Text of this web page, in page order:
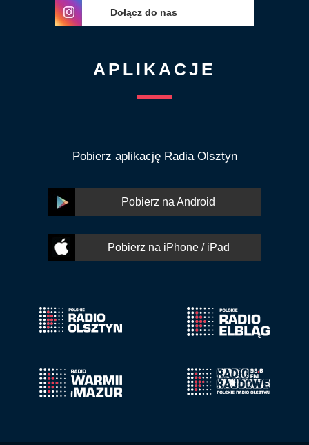
Dołącz do nas
APLIKACJE
Pobierz aplikację Radia Olsztyn
Pobierz na Android
Pobierz na iPhone / iPad